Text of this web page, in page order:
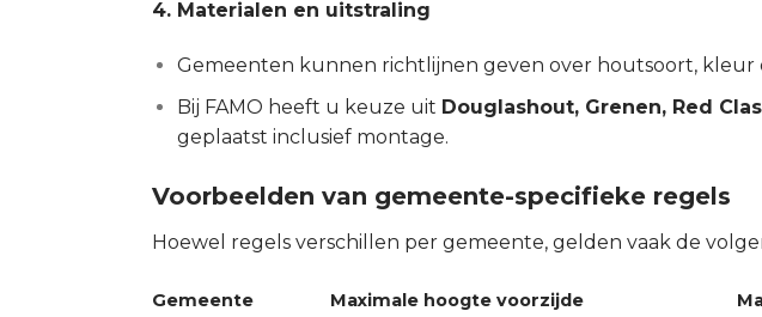
4. Materialen en uitstraling
Gemeenten kunnen richtlijnen geven over houtsoort, kleur
Bij FAMO heeft u keuze uit Douglashout, Grenen, Red
geplaatst inclusief montage.
Voorbeelden van gemeente-specifieke regels
Hoewel regels verschillen per gemeente, gelden vaak de
Gemeente Maximale hoogte voorzijde